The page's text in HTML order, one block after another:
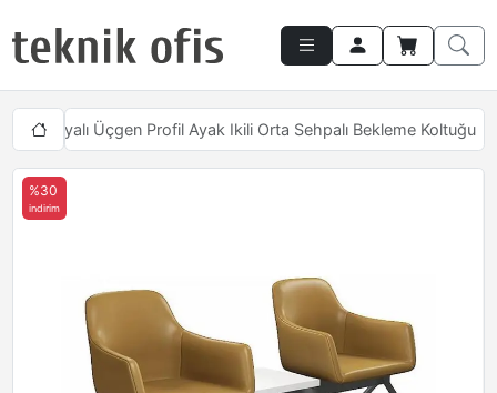
Boyalı Üçgen Profil Ayak Ikili Orta Sehpalı Bekleme Koltuğu
%30
indirim